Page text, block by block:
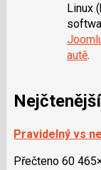
Linux
autě.
Pravidelný vs
Přečteno 60